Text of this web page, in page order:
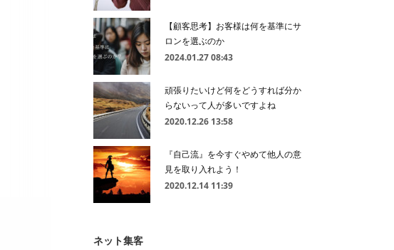
【顧客思考】お客様は何を基準にサ
ロンを選ぶのか
2024.01.27 08:43
頑張りたいけど何をどうすれば分か
らないって人が多いですよね
2020.12.26 13:58
『自己流』を今すぐやめて他人の意
見を取り入れよう！
2020.12.14 11:39
ネット集客